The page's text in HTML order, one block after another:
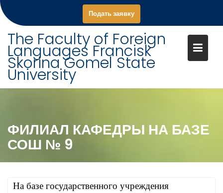
S
o
Подать заявку
The Faculty of Foreign
Languages Francisk
Skorina Gomel State
University
ФИЛИАЛ КАФЕДРЫ НА БАЗЕ
СОШ № 9
На базе государственного учреждения